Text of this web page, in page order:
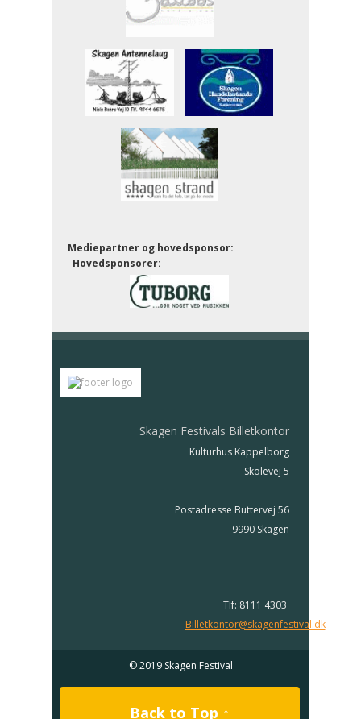
Mediepartner og hovedsponsor:
Hovedsponsorer:
Skagen Festivals Billetkontor
Kulturhus Kappelborg
Skolevej 5
Postadresse Buttervej 56
9990 Skagen
Tlf: 8111 4303
Billetkontor@skagenfestival.dk
© 2019 Skagen Festival
Back to Top ↑